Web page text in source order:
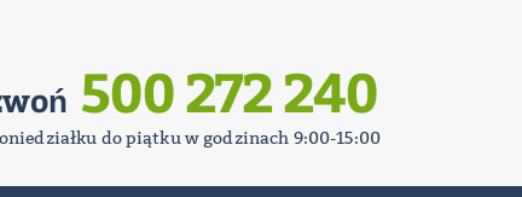
500 272 240
do piątku w godzinach 9:00-15:00